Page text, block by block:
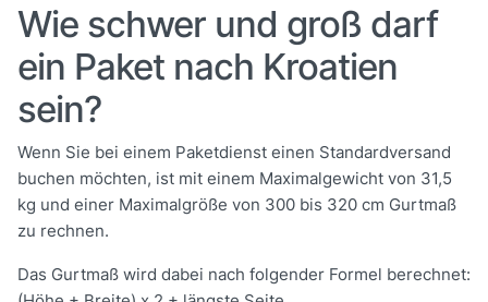
Wie schwer und groß darf
ein Paket nach Kroatien
sein?
Wenn Sie bei einem Paketdienst einen Standardversand
buchen möchten, ist mit einem Maximalgewicht von 31,5
kg und einer Maximalgröße von 300 bis 320 cm Gurtmaß
zu rechnen.
Das Gurtmaß wird dabei nach folgender Formel berechnet: